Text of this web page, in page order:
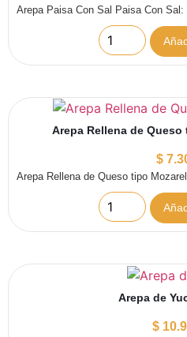
Arepa Paisa Con Sal Paisa Con Sal:
Arepa Rellena de
$
Arepa Rellena de Queso tipo
Arepa de
$